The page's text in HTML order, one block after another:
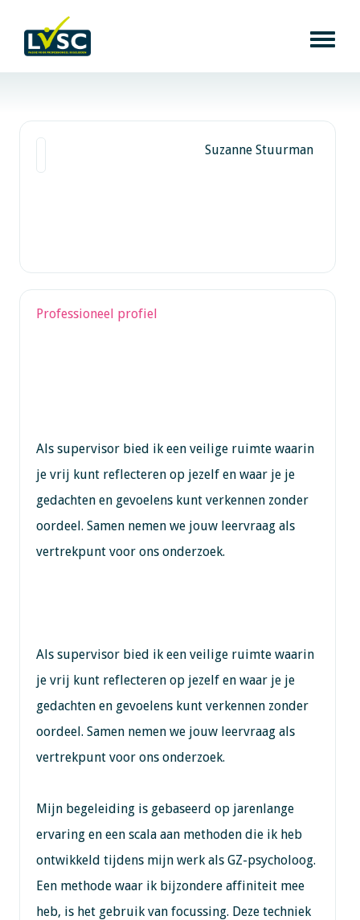
Suzanne Stuurman
Professioneel profiel
Als supervisor bied ik een veilige ruimte waarin
je vrij kunt reflecteren op jezelf en waar je je
gedachten en gevoelens kunt verkennen zonder
oordeel. Samen nemen we jouw leervraag als
vertrekpunt voor ons onderzoek.
Als supervisor bied ik een veilige ruimte waarin
je vrij kunt reflecteren op jezelf en waar je je
gedachten en gevoelens kunt verkennen zonder
oordeel. Samen nemen we jouw leervraag als
vertrekpunt voor ons onderzoek.
Mijn begeleiding is gebaseerd op jarenlange
ervaring en een scala aan methoden die ik heb
ontwikkeld tijdens mijn werk als GZ-psycholoog.
Een methode waar ik bijzondere affiniteit mee
heb, is het gebruik van focussing. Deze techniek